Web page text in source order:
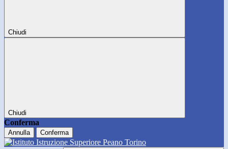
Chiudi
Chiudi
Conferma
Annulla Conferma